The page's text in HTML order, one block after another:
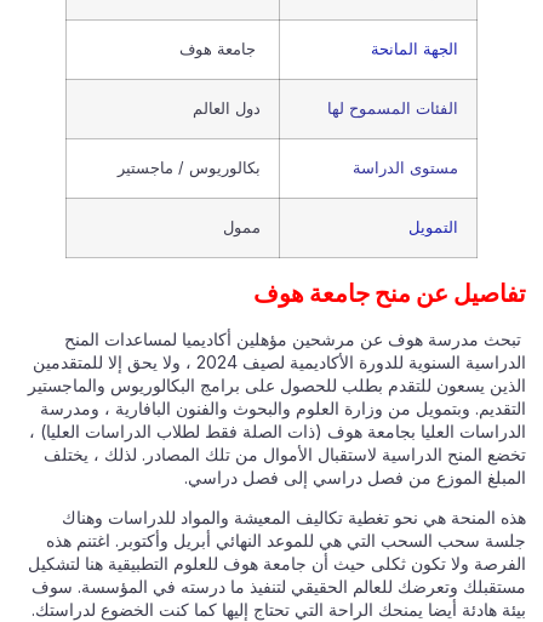
الجهة المانحة جامعة هوف
الفئات المسموح لها دول العالم
مستوى الدراسة بكالوريوس / ماجستير
التمويل ممول
تفاصيل عن منح جامعة هوف
تبحث مدرسة هوف عن مرشحين مؤهلين أكاديميا لمساعدات المنح
الدراسية السنوية للدورة الأكاديمية لصيف 2024 ، ولا يحق إلا للمتقدمين
الذين يسعون للتقدم بطلب للحصول على برامج البكالوريوس والماجستير
التقديم. وبتمويل من وزارة العلوم والبحوث والفنون البافارية ، ومدرسة
الدراسات العليا بجامعة هوف (ذات الصلة فقط لطلاب الدراسات العليا) ،
تخضع المنح الدراسية لاستقبال الأموال من تلك المصادر. لذلك ، يختلف
المبلغ الموزع من فصل دراسي إلى فصل دراسي.
هذه المنحة هي نحو تغطية تكاليف المعيشة والمواد للدراسات وهناك
جلسة سحب السحب التي هي للموعد النهائي أبريل وأكتوبر. اغتنم هذه
الفرصة ولا تكون ثكلى حيث أن جامعة هوف للعلوم التطبيقية هنا لتشكيل
مستقبلك وتعرضك للعالم الحقيقي لتنفيذ ما درسته في المؤسسة. سوف
بيئة هادئة أيضا يمنحك الراحة التي تحتاج إليها كما كنت الخضوع لدراستك.